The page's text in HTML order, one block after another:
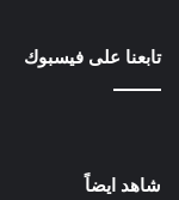
تابعنا على فيسبوك
شاهد ايضاً